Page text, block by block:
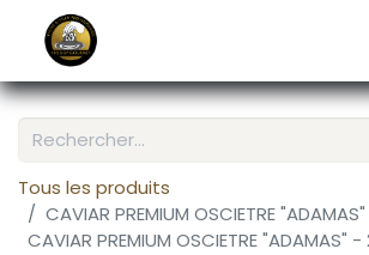
Tous les produits
CAVIAR PREMIUM OSCIETRE
CAVIAR PREMIUM OSCIETRE "ADAMAS"